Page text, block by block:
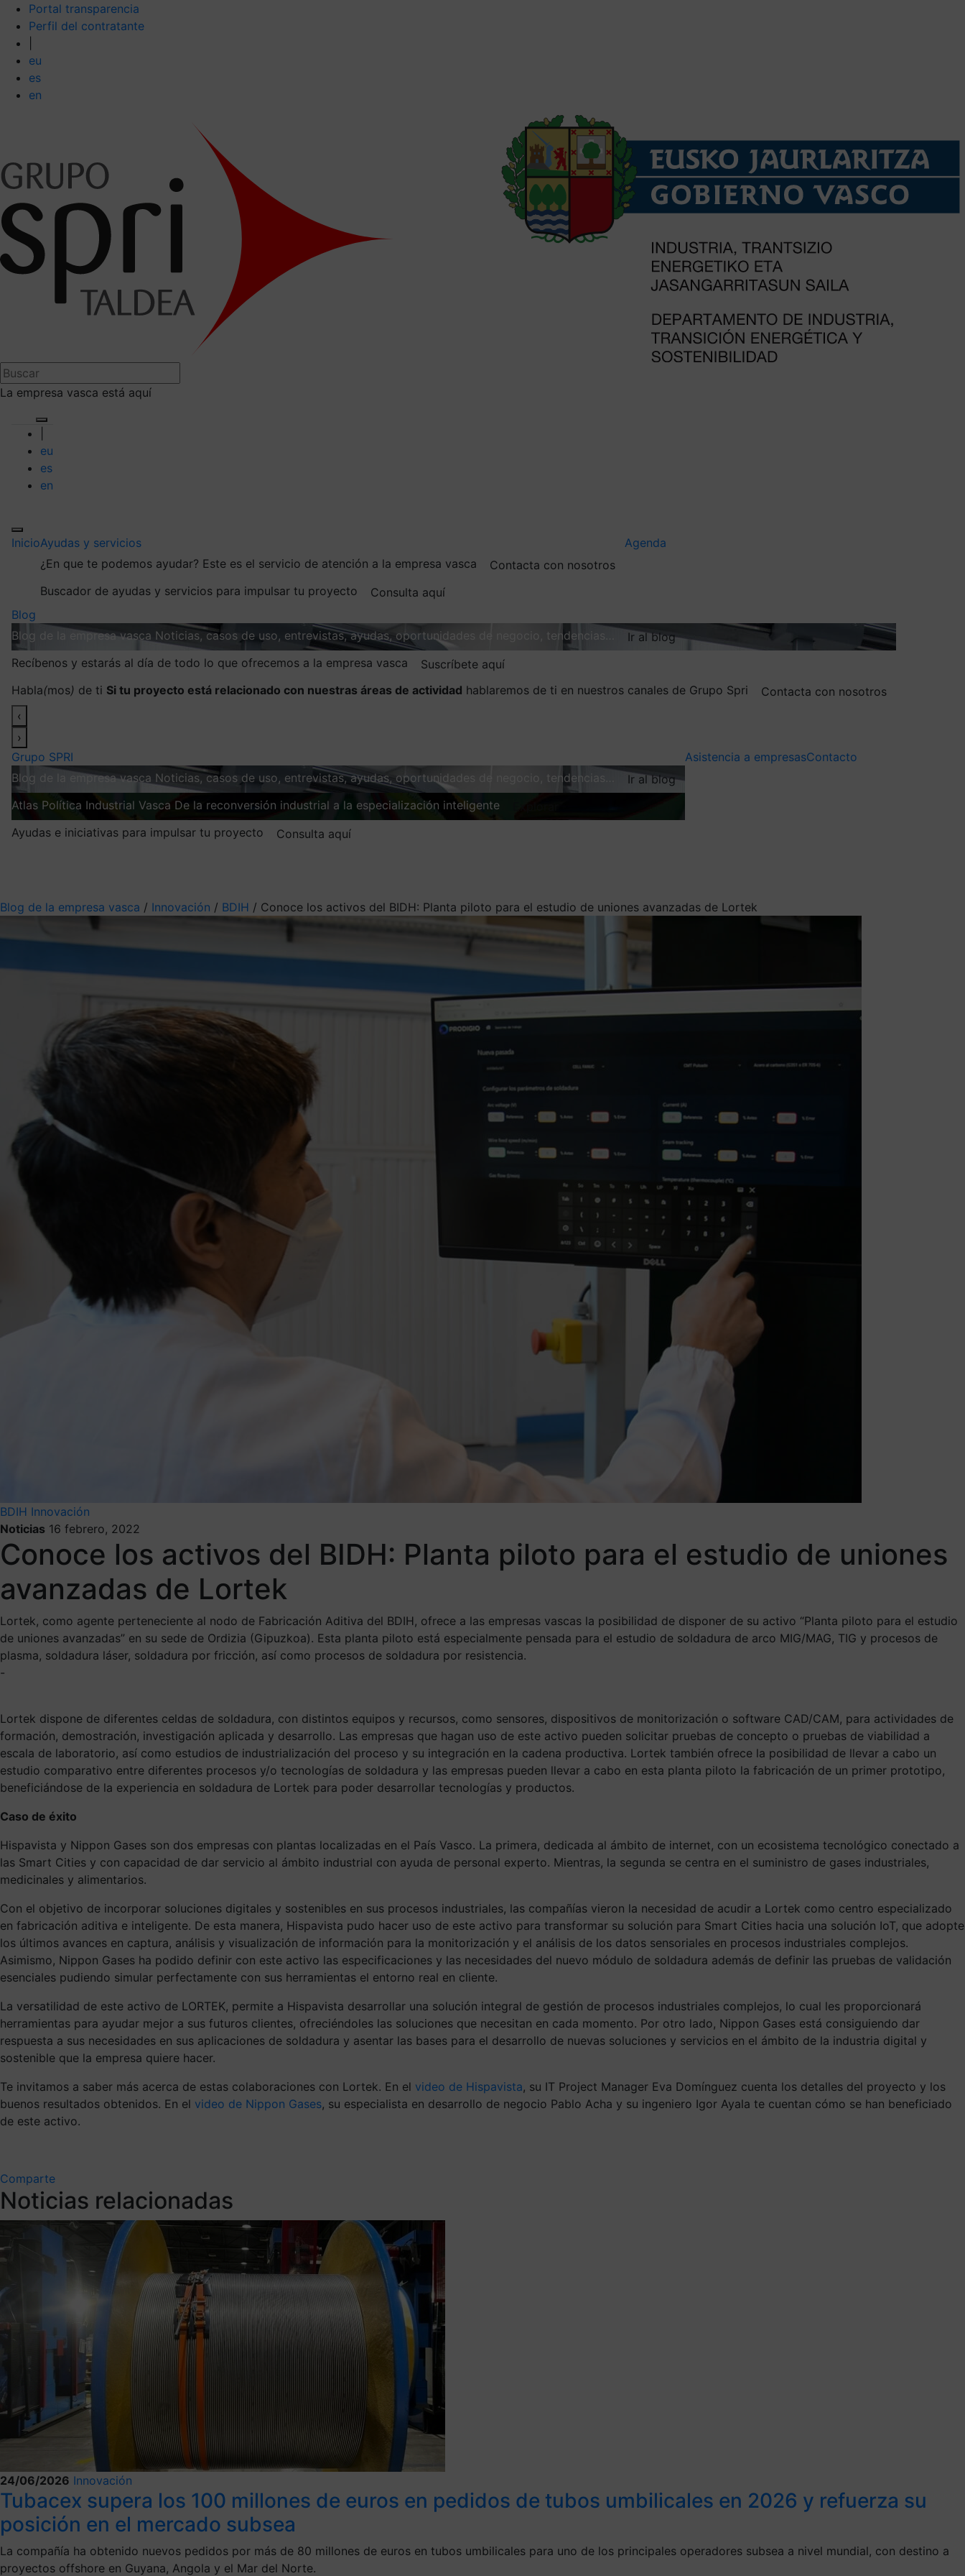
Portal transparencia
Perfil del contratante
eu
es
en
La empresa vasca está aquí
eu
es
en
InicioAyudas y servicios
¿En que te podemos ayudar? Este es el servicio de atención a la empresa vasca
Contacta con nosotros
Buscador de ayudas y servicios para impulsar tu proyecto
Consulta aquí
Agenda
Blog
Blog de la empresa vasca Noticias, casos de uso, entrevistas, ayudas, oportunidades de negocio, tendencias…
Ir al blog
Recíbenos y estarás al día de todo lo que ofrecemos a la empresa vasca
Suscríbete aquí
Habla(mos) de ti Si tu proyecto está relacionado con nuestras áreas de actividad hablaremos de ti en nuestros canales de Grupo Spri
Contacta con nosotros
‹
›
Grupo SPRI
Blog de la empresa vasca Noticias, casos de uso, entrevistas, ayudas, oportunidades de negocio, tendencias…
Ir al blog
Atlas Política Industrial Vasca De la reconversión industrial a la especialización inteligente
Ayudas e iniciativas para impulsar tu proyecto
Consulta aquí
Asistencia a empresasContacto
Blog de la empresa vasca / Innovación / BDIH / Conoce los activos del BIDH: Planta piloto para el estudio de uniones avanzadas de Lortek
BDIH Innovación
Noticias 16 febrero, 2022
Conoce los activos del BIDH: Planta piloto para el estudio de uniones
avanzadas de Lortek
Lortek, como agente perteneciente al nodo de Fabricación Aditiva del BDIH, ofrece a las empresas vascas la posibilidad de disponer de su activo “Planta piloto para el estudio
de uniones avanzadas” en su sede de Ordizia (Gipuzkoa). Esta planta piloto está especialmente pensada para el estudio de soldadura de arco MIG/MAG, TIG y procesos de
plasma, soldadura láser, soldadura por fricción, así como procesos de soldadura por resistencia.
-
Lortek dispone de diferentes celdas de soldadura, con distintos equipos y recursos, como sensores, dispositivos de monitorización o software CAD/CAM, para actividades de
formación, demostración, investigación aplicada y desarrollo. Las empresas que hagan uso de este activo pueden solicitar pruebas de concepto o pruebas de viabilidad a
escala de laboratorio, así como estudios de industrialización del proceso y su integración en la cadena productiva. Lortek también ofrece la posibilidad de llevar a cabo un
estudio comparativo entre diferentes procesos y/o tecnologías de soldadura y las empresas pueden llevar a cabo en esta planta piloto la fabricación de un primer prototipo,
beneficiándose de la experiencia en soldadura de Lortek para poder desarrollar tecnologías y productos.
Caso de éxito
Hispavista y Nippon Gases son dos empresas con plantas localizadas en el País Vasco. La primera, dedicada al ámbito de internet, con un ecosistema tecnológico conectado a
las Smart Cities y con capacidad de dar servicio al ámbito industrial con ayuda de personal experto. Mientras, la segunda se centra en el suministro de gases industriales,
medicinales y alimentarios.
Con el objetivo de incorporar soluciones digitales y sostenibles en sus procesos industriales, las compañías vieron la necesidad de acudir a Lortek como centro especializado
en fabricación aditiva e inteligente. De esta manera, Hispavista pudo hacer uso de este activo para transformar su solución para Smart Cities hacia una solución IoT, que adopte
los últimos avances en captura, análisis y visualización de información para la monitorización y el análisis de los datos sensoriales en procesos industriales complejos.
Asimismo, Nippon Gases ha podido definir con este activo las especificaciones y las necesidades del nuevo módulo de soldadura además de definir las pruebas de validación
esenciales pudiendo simular perfectamente con sus herramientas el entorno real en cliente.
La versatilidad de este activo de LORTEK, permite a Hispavista desarrollar una solución integral de gestión de procesos industriales complejos, lo cual les proporcionará
herramientas para ayudar mejor a sus futuros clientes, ofreciéndoles las soluciones que necesitan en cada momento. Por otro lado, Nippon Gases está consiguiendo dar
respuesta a sus necesidades en sus aplicaciones de soldadura y asentar las bases para el desarrollo de nuevas soluciones y servicios en el ámbito de la industria digital y
sostenible que la empresa quiere hacer.
Te invitamos a saber más acerca de estas colaboraciones con Lortek. En el video de Hispavista, su IT Project Manager Eva Domínguez cuenta los detalles del proyecto y los
buenos resultados obtenidos. En el video de Nippon Gases, su especialista en desarrollo de negocio Pablo Acha y su ingeniero Igor Ayala te cuentan cómo se han beneficiado
de este activo.
Comparte
Noticias relacionadas
24/06/2026 Innovación
Tubacex supera los 100 millones de euros en pedidos de tubos umbilicales en 2026 y refuerza su
posición en el mercado subsea
La compañía ha obtenido nuevos pedidos por más de 80 millones de euros en tubos umbilicales para uno de los principales operadores subsea a nivel mundial, con destino a
proyectos offshore en Guyana, Angola y el Mar del Norte.